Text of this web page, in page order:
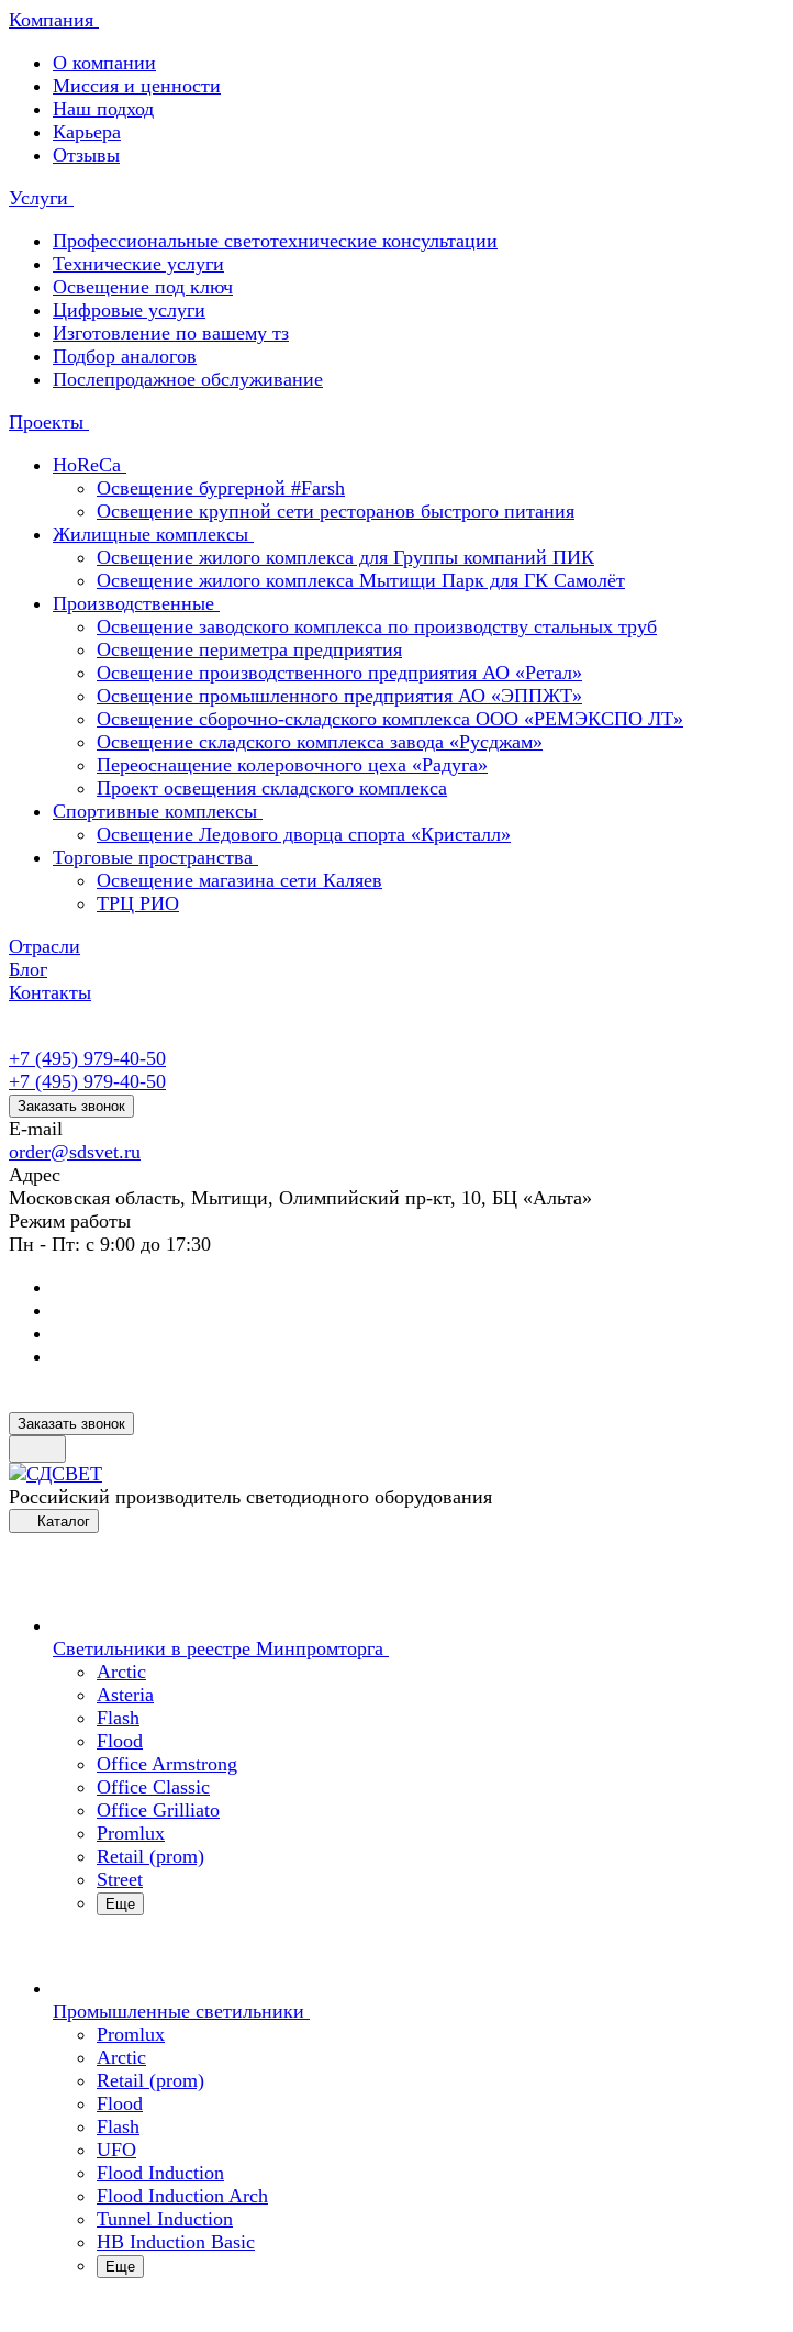
Компания
О компании
Миссия и ценности
Наш подход
Карьера
Отзывы
Услуги
Профессиональные светотехнические консультации
Технические услуги
Освещение под ключ
Цифровые услуги
Изготовление по вашему тз
Подбор аналогов
Послепродажное обслуживание
Проекты
HoReCa
Освещение бургерной #Farsh
Освещение крупной сети ресторанов быстрого питания
Жилищные комплексы
Освещение жилого комплекса для Группы компаний ПИК
Освещение жилого комплекса Мытищи Парк для ГК Самолёт
Производственные
Освещение заводского комплекса по производству стальных труб
Освещение периметра предприятия
Освещение производственного предприятия АО «Ретал»
Освещение промышленного предприятия АО «ЭППЖТ»
Освещение сборочно-складского комплекса ООО «РЕМЭКСПО ЛТ»
Освещение складского комплекса завода «Русджам»
Переоснащение колеровочного цеха «Радуга»
Проект освещения складского комплекса
Спортивные комплексы
Освещение Ледового дворца спорта «Кристалл»
Торговые пространства
Освещение магазина сети Каляев
ТРЦ РИО
Отрасли
Блог
Контакты
+7 (495) 979-40-50
+7 (495) 979-40-50
Заказать звонок
E-mail
order@sdsvet.ru
Адрес
Московская область, Мытищи, Олимпийский пр-кт, 10, БЦ «Альта»
Режим работы
Пн - Пт: с 9:00 до 17:30
Заказать звонок
Российский производитель светодиодного оборудования
Каталог
Светильники в реестре Минпромторга
Arctic
Asteria
Flash
Flood
Office Armstrong
Office Classic
Office Grilliato
Promlux
Retail (prom)
Street
Еще
Промышленные светильники
Promlux
Arctic
Retail (prom)
Flood
Flash
UFO
Flood Induction
Flood Induction Arch
Tunnel Induction
HB Induction Basic
Еще